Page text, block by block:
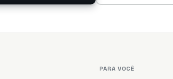
PARA VOCÊ